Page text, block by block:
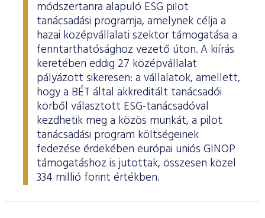
módszertanra alapuló ESG pilot
tanácsadási programja, amelynek célja a
hazai középvállalati szektor támogatása a
fenntarthatósághoz vezető úton. A kiírás
keretében eddig 27 középvállalat
pályázott sikeresen: a vállalatok, amellett,
hogy a BÉT által akkreditált tanácsadói
körből választott ESG-tanácsadóval
kezdhetik meg a közös munkát, a pilot
tanácsadási program költségeinek
fedezése érdekében európai uniós GINOP
támogatáshoz is jutottak, összesen közel
334 millió forint értékben.